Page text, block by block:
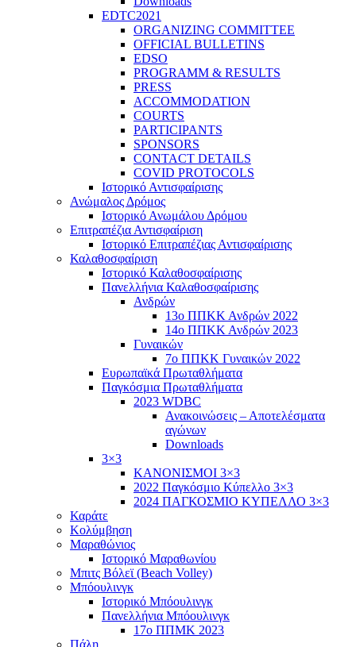
EDTC2021
ORGANIZING COMMITTEE
OFFICIAL BULLETINS
EDSO
PROGRAMM & RESULTS
PRESS
ACCOMMODATION
COURTS
PARTICIPANTS
SPONSORS
CONTACT DETAILS
COVID PROTOCOLS
Ιστορικό Αντισφαίρισης
Ανώμαλος Δρόμος
Ιστορικό Ανωμάλου Δρόμου
Επιτραπέζια Αντισφαίριση
Ιστορικό Επιτραπέζιας Αντισφαίρισης
Καλαθοσφαίριση
Ιστορικό Καλαθοσφαίρισης
Πανελλήνια Καλαθοσφαίρισης
Ανδρών
13ο ΠΠΚΚ Ανδρών 2022
14ο ΠΠΚΚ Ανδρών 2023
Γυναικών
7ο ΠΠΚΚ Γυναικών 2022
Ευρωπαϊκά Πρωταθλήματα
Παγκόσμια Πρωταθλήματα
2023 WDBC
Ανακοινώσεις – Αποτελέσματα
αγώνων
Downloads
3×3
ΚΑΝΟΝΙΣΜΟΙ 3×3
2022 Παγκόσμιο Κύπελλο 3×3
2024 ΠΑΓΚΟΣΜΙΟ ΚΥΠΕΛΛΟ 3×3
Καράτε
Κολύμβηση
Μαραθώνιος
Ιστορικό Μαραθωνίου
Μπιτς Βόλεϊ (Beach Volley)
Μπόουλινγκ
Ιστορικό Μπόουλινγκ
Πανελλήνια Μπόουλινγκ
17ο ΠΠΜΚ 2023
Πάλη